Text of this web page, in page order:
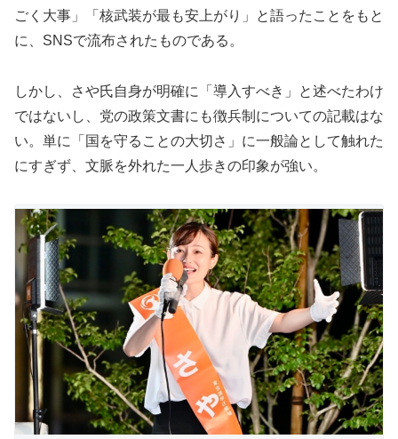
ごく大事」「核武装が最も安上がり」と語ったことをもと
に、SNSで流布されたものである。
しかし、さや氏自身が明確に「導入すべき」と述べたわけ
ではないし、党の政策文書にも徴兵制についての記載はな
い。単に「国を守ることの大切さ」に一般論として触れた
にすぎず、文脈を外れた一人歩きの印象が強い。